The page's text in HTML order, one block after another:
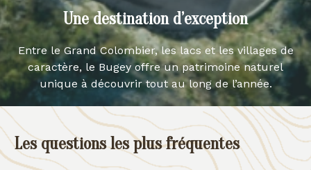
Une destination d’exception
Entre le Grand Colombier, les lacs et les villages de
caractère, le Bugey offre un patrimoine naturel
unique à découvrir tout au long de l’année.
Les questions les plus fréquentes